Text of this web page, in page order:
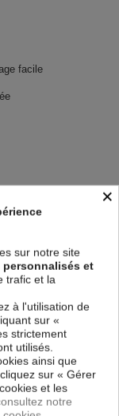
facile
cm
cm, 2 taies pour
×
sur notre site
et
trafic et la
à l'utilisation de
sur «
strictement
utilisés.
ainsi que
sur « Gérer
et les
notre